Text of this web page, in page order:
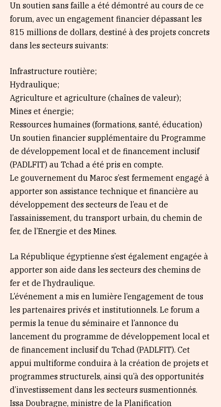
Un soutien sans faille a été démontré au cours de ce
forum, avec un engagement financier dépassant les
815 millions de dollars, destiné à des projets concrets
dans les secteurs suivants:
Infrastructure routière;
Hydraulique;
Agriculture et agriculture (chaînes de valeur);
Mines et énergie;
Ressources humaines (formations, santé, éducation)
Un soutien financier supplémentaire du Programme
de développement local et de financement inclusif
(PADLFIT) au Tchad a été pris en compte.
Le gouvernement du Maroc s’est fermement engagé à
apporter son assistance technique et financière au
développement des secteurs de l’eau et de
l’assainissement, du transport urbain, du chemin de
fer, de l’Energie et des Mines.
La République égyptienne s’est également engagée à
apporter son aide dans les secteurs des chemins de
fer et de l’hydraulique.
L’événement a mis en lumière l’engagement de tous
les partenaires privés et institutionnels. Le forum a
permis la tenue du séminaire et l’annonce du
lancement du programme de développement local et
de financement inclusif du Tchad (PADLFIT). Cet
appui multiforme conduira à la création de projets et
programmes structurels, ainsi qu’à des opportunités
d’investissement dans les secteurs susmentionnés.
Issa Doubragne, ministre de la Planification